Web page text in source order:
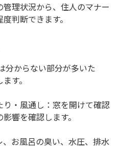
管理状況から、住人のマナー
判断できます。
分からない部分が多いた
す。
り・風通し：窓を開けて確認
響を確認します。
、お風呂の臭い、水圧、排水